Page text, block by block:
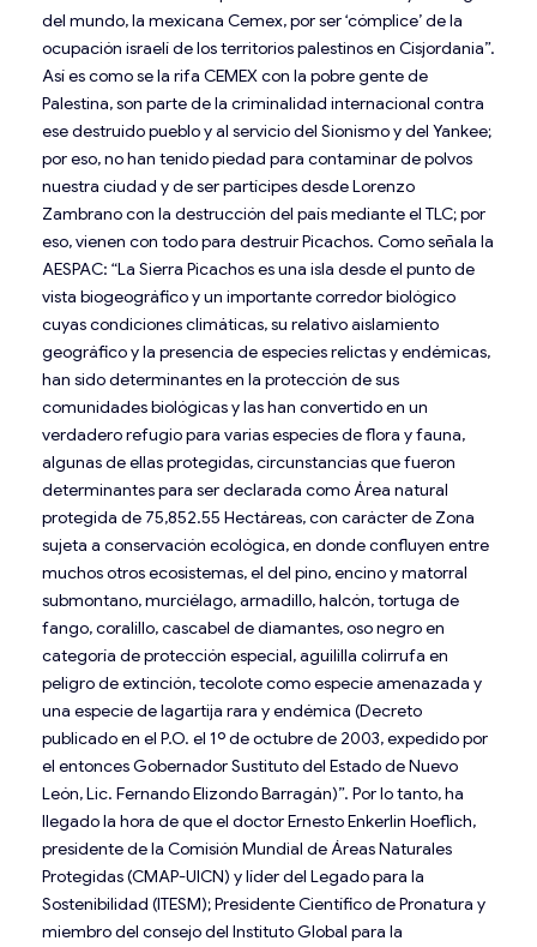
del mundo, la mexicana Cemex, por ser ‘cómplice’ de la
ocupación israelí de los territorios palestinos en Cisjordania”.
Así es como se la rifa CEMEX con la pobre gente de
Palestina, son parte de la criminalidad internacional contra
ese destruido pueblo y al servicio del Sionismo y del Yankee;
por eso, no han tenido piedad para contaminar de polvos
nuestra ciudad y de ser partícipes desde Lorenzo
Zambrano con la destrucción del país mediante el TLC; por
eso, vienen con todo para destruir Picachos. Como señala la
AESPAC: “La Sierra Picachos es una isla desde el punto de
vista biogeográfico y un importante corredor biológico
cuyas condiciones climáticas, su relativo aislamiento
geográfico y la presencia de especies relictas y endémicas,
han sido determinantes en la protección de sus
comunidades biológicas y las han convertido en un
verdadero refugio para varias especies de flora y fauna,
algunas de ellas protegidas, circunstancias que fueron
determinantes para ser declarada como Área natural
protegida de 75,852.55 Hectáreas, con carácter de Zona
sujeta a conservación ecológica, en donde confluyen entre
muchos otros ecosistemas, el del pino, encino y matorral
submontano, murciélago, armadillo, halcón, tortuga de
fango, coralillo, cascabel de diamantes, oso negro en
categoría de protección especial, aguililla colirrufa en
peligro de extinción, tecolote como especie amenazada y
una especie de lagartija rara y endémica (Decreto
publicado en el P.O. el 1º de octubre de 2003, expedido por
el entonces Gobernador Sustituto del Estado de Nuevo
León, Lic. Fernando Elizondo Barragán)”. Por lo tanto, ha
llegado la hora de que el doctor Ernesto Enkerlin Hoeflich,
presidente de la Comisión Mundial de Áreas Naturales
Protegidas (CMAP-UICN) y líder del Legado para la
Sostenibilidad (ITESM); Presidente Científico de Pronatura y
miembro del consejo del Instituto Global para la